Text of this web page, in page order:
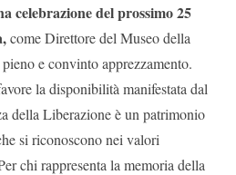
celebrazione del prossimo 25
come Direttore del Museo della
e convinto apprezzamento.
la disponibilità manifestata dal
della Liberazione è un patrimonio
si riconoscono nei valori
chi rappresenta la memoria della